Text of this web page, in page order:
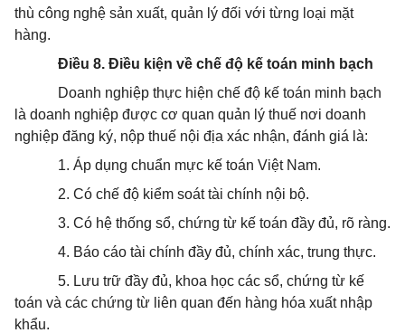
thù công nghệ sản xuất, quản lý đối với từng loại mặt
hàng.
Điều 8. Điều kiện về chế độ kế toán minh bạch
Doanh nghiệp thực hiện chế độ kế toán minh bạch
là doanh nghiệp được cơ quan quản lý thuế nơi doanh
nghiệp đăng ký, nộp thuế nội địa xác nhận, đánh giá là:
1. Áp dụng chuẩn mực kế toán Việt Nam.
2. Có chế độ kiểm soát tài chính nội bộ.
3. Có hệ thống sổ, chứng từ kế toán đầy đủ, rõ ràng.
4. Báo cáo tài chính đầy đủ, chính xác, trung thực.
5. Lưu trữ đầy đủ, khoa học các sổ, chứng từ kế
toán và các chứng từ liên quan đến hàng hóa xuất nhập
khẩu.